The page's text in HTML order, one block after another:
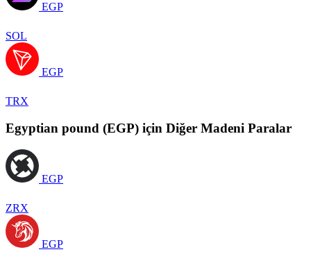
EGP
SOL
EGP
TRX
Egyptian pound (EGP) için Diğer Madeni Paralar
EGP
ZRX
EGP